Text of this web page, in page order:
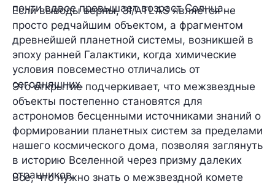
почти вдвое превышает возраст Солнца.
Если выводы верны, 3I/ATLAS является не
просто редчайшим объектом, а фрагментом
древнейшей планетной системы, возникшей в
эпоху ранней Галактики, когда химические
условия повсеместно отличались от
сегодняшних.
Это открытие подчеркивает, что межзвездные
объекты постепенно становятся для
астрономов бесценными источниками знаний о
формировании планетных систем за пределами
нашего космического дома, позволяя заглянуть
в историю Вселенной через призму далеких
странников.
Все, что нужно знать о межзвездной комете